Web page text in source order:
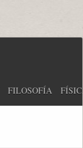
FILOSOFÍA